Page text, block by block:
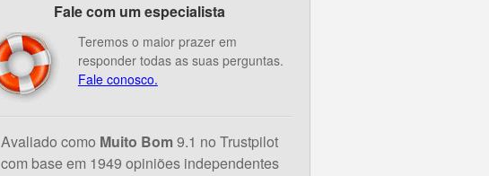
Fale com um especialista
Teremos o maior prazer em
responder todas as suas perguntas.
Fale conosco.
Avaliado como Muito Bom9.1 no Trustpilot
com base em 1949 opiniões independentes